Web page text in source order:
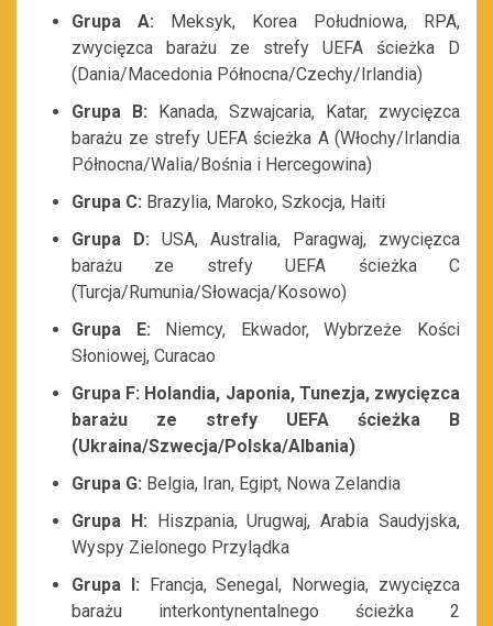
Grupa A: Meksyk, Korea Południowa, RPA,
zwycięzca barażu ze strefy UEFA ścieżka D
(Dania/Macedonia Północna/Czechy/Irlandia)
Grupa B: Kanada, Szwajcaria, Katar, zwycięzca
barażu ze strefy UEFA ścieżka A (Włochy/Irlandia
Północna/Walia/Bośnia i Hercegowina)
Grupa C: Brazylia, Maroko, Szkocja, Haiti
Grupa D: USA, Australia, Paragwaj, zwycięzca
barażu ze strefy UEFA ścieżka C
(Turcja/Rumunia/Słowacja/Kosowo)
Grupa E: Niemcy, Ekwador, Wybrzeże Kości
Słoniowej, Curacao
Grupa F: Holandia, Japonia, Tunezja, zwycięzca
barażu ze strefy UEFA ścieżka B
(Ukraina/Szwecja/Polska/Albania)
Grupa G: Belgia, Iran, Egipt, Nowa Zelandia
Grupa H: Hiszpania, Urugwaj, Arabia Saudyjska,
Wyspy Zielonego Przylądka
Grupa I: Francja, Senegal, Norwegia, zwycięzca
barażu interkontynentalnego ścieżka 2